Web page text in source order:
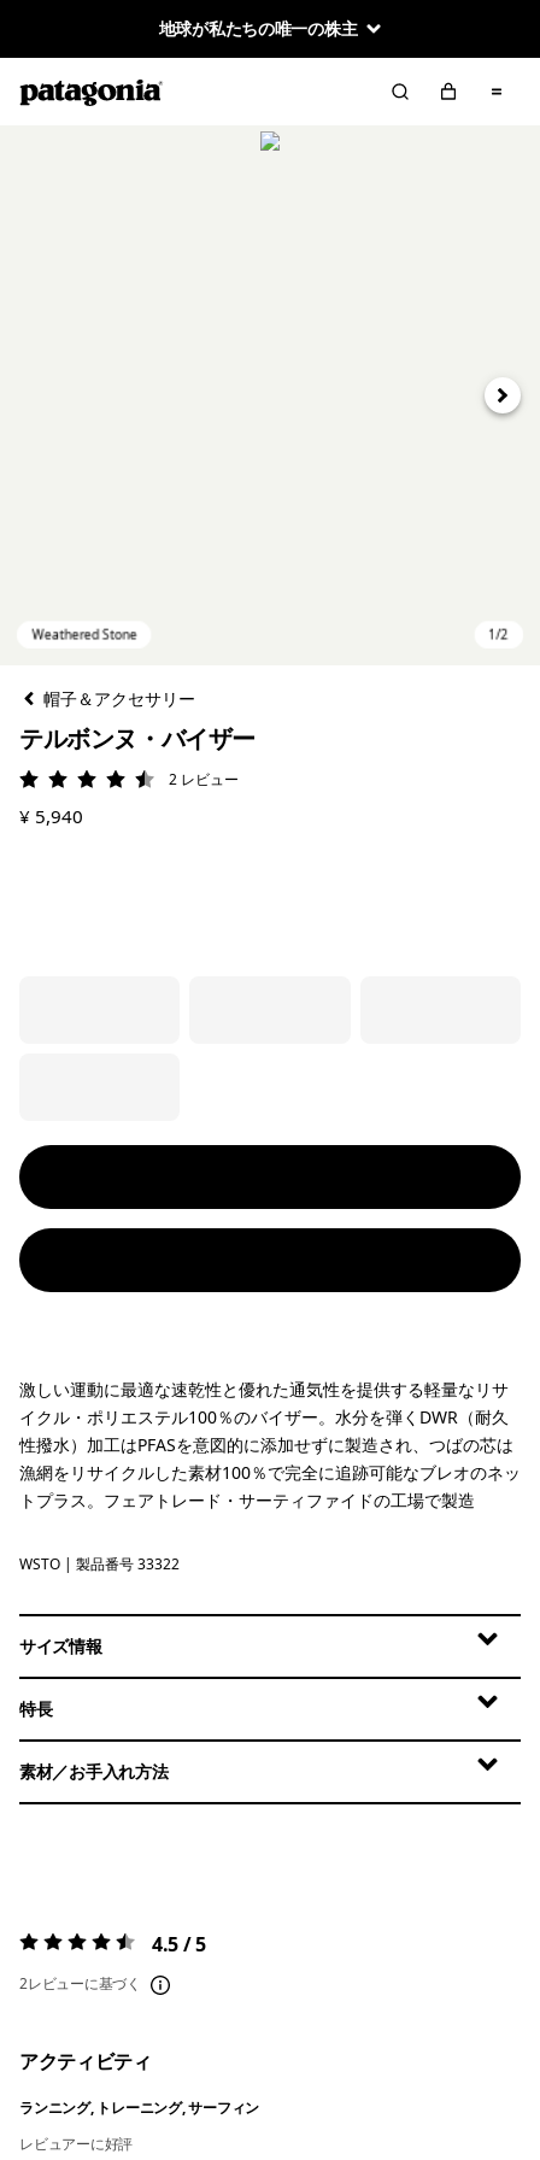
地球が私たちの唯一の株主
次へ
帽子＆アクセサリー
テルボンヌ・バイザー
評価: 4.5 / 5
2 レビュー
¥ 5,940
激しい運動に最適な速乾性と優れた通気性を提供する軽量なリサ
イクル・ポリエステル100％のバイザー。水分を弾くDWR（耐久
性撥水）加工はPFASを意図的に添加せずに製造され、つばの芯は
漁網をリサイクルした素材100％で完全に追跡可能なブレオのネッ
トプラス。フェアトレード・サーティファイドの工場で製造
Weathered Stone
WSTO | 製品番号 33322
サイズ情報
特長
素材／お手入れ方法
評価:4.5 / 5 4.5 / 5
2レビューに基づく
アクティビティ
ランニング, トレーニング, サーフィン
レビュアーに好評